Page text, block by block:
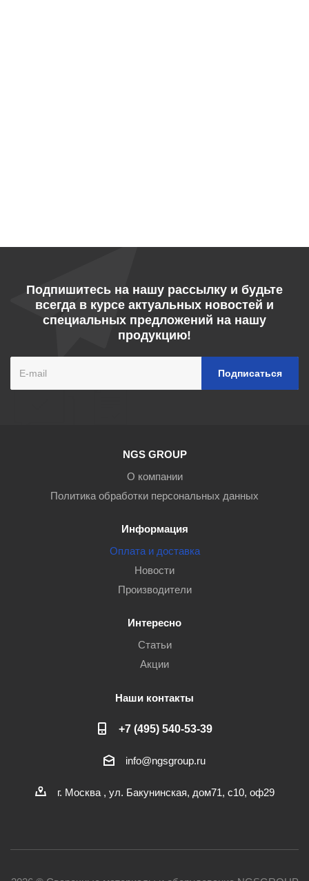
Подпишитесь на нашу рассылку и будьте
всегда в курсе актуальных новостей и
специальных предложений на нашу
продукцию!
NGS GROUP
О компании
Политика обработки персональных данных
Информация
Оплата и доставка
Новости
Производители
Интересно
Статьи
Акции
Наши контакты
+7 (495) 540-53-39
info@ngsgroup.ru
г. Москва , ул. Бакунинская, дом71, с10, оф29